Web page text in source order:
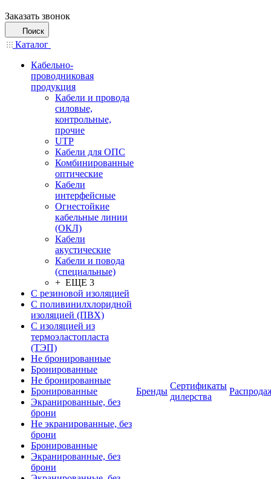
Заказать звонок
Поиск
Каталог
Кабельно-
проводниковая
продукция
Кабели и провода
силовые,
контрольные,
прочие
UTP
Кабели для ОПС
Комбинированные
оптические
Кабели
интерфейсные
Огнестойкие
кабельные линии
(ОКЛ)
Кабели
акустические
Кабели и повода
(специальные)
+ ЕЩЕ 3
С резиновой изоляцией
С поливинилхлоридной
изоляцией (ПВХ)
С изоляцией из
термоэластопласта
(ТЭП)
Не бронированные
Бронированные
Не бронированные
Бронированные
Экранированные, без
брони
Не экранированные, без
брони
Бронированные
Экранированные, без
брони
Бренды
Сертификаты
дилерства